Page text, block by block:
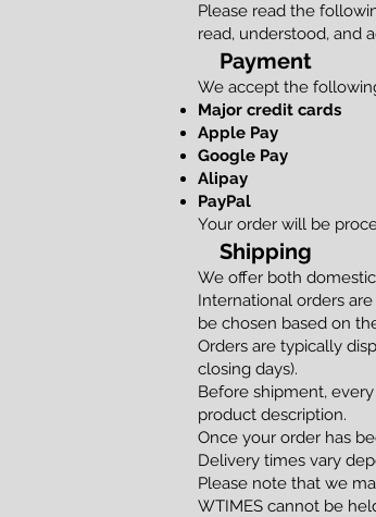
Please read the
read, understood, and
Payment
We accept the
Major credit cards
Apple Pay
Google Pay
Alipay
PayPal
Your order will be
Shipping
We offer both
International orders
be chosen based on
Orders are typically
closing days).
Before shipment,
product description.
Once your order has
Delivery times vary
Please note that we
WTIMES cannot be